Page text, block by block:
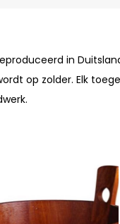
in
op zolder. Elk